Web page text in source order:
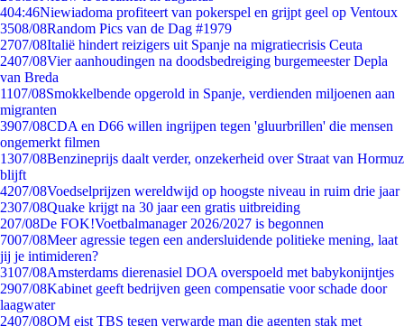
404:46Niewiadoma profiteert van pokerspel en grijpt geel op Ventoux
3508/08Random Pics van de Dag #1979
2707/08Italië hindert reizigers uit Spanje na migratiecrisis Ceuta
2407/08Vier aanhoudingen na doodsbedreiging burgemeester Depla
van Breda
1107/08Smokkelbende opgerold in Spanje, verdienden miljoenen aan
migranten
3907/08CDA en D66 willen ingrijpen tegen 'gluurbrillen' die mensen
ongemerkt filmen
1307/08Benzineprijs daalt verder, onzekerheid over Straat van Hormuz
blijft
4207/08Voedselprijzen wereldwijd op hoogste niveau in ruim drie jaar
2307/08Quake krijgt na 30 jaar een gratis uitbreiding
207/08De FOK!Voetbalmanager 2026/2027 is begonnen
7007/08Meer agressie tegen een andersluidende politieke mening, laat
jij je intimideren?
3107/08Amsterdams dierenasiel DOA overspoeld met babykonijntjes
2907/08Kabinet geeft bedrijven geen compensatie voor schade door
laagwater
2407/08OM eist TBS tegen verwarde man die agenten stak met